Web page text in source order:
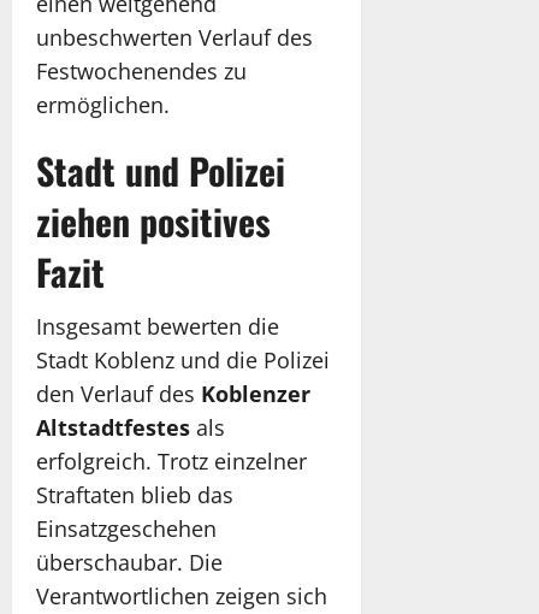
unbeschwerten Verlauf des
Festwochenendes zu
ermöglichen.
Stadt und Polizei
ziehen positives
Fazit
Insgesamt bewerten die
Stadt Koblenz und die Polizei
den Verlauf des Koblenzer
Altstadtfestes als
erfolgreich. Trotz einzelner
Straftaten blieb das
Einsatzgeschehen
überschaubar. Die
Verantwortlichen zeigen sich